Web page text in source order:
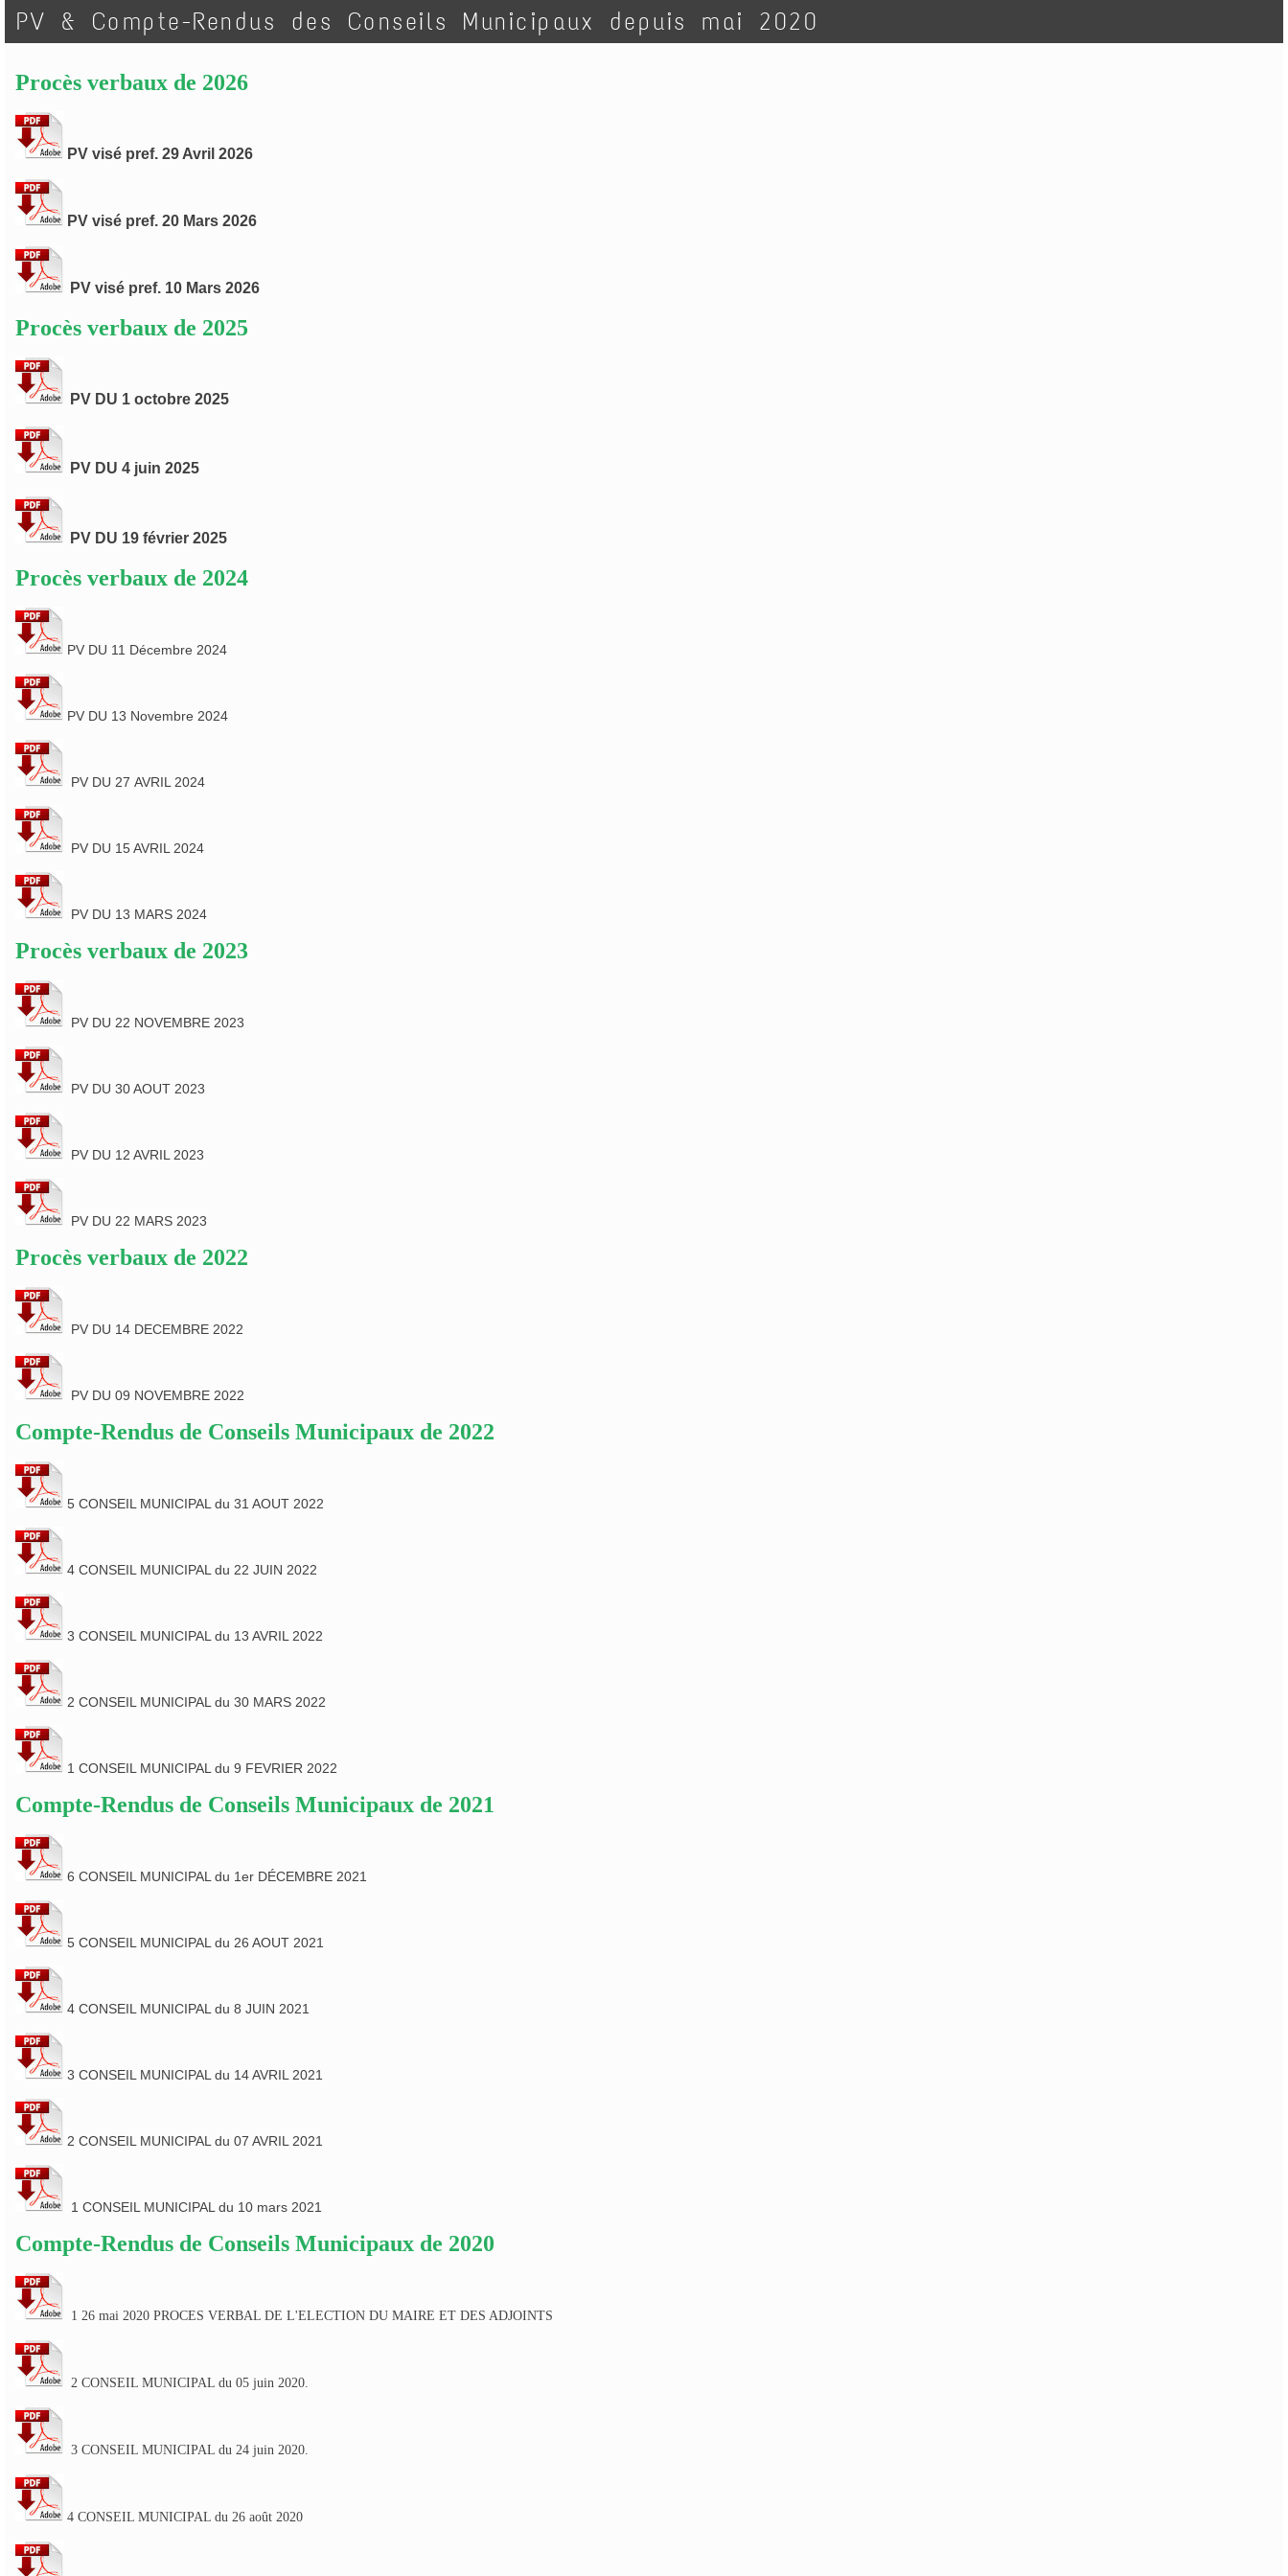
PV & Compte-Rendus des Conseils Municipaux depuis mai 2020
Procès verbaux de 2026
PV visé pref. 29 Avril 2026
PV visé pref. 20 Mars 2026
PV visé pref. 10 Mars 2026
Procès verbaux de 2025
PV DU 1 octobre 2025
PV DU 4 juin 2025
PV DU 19 février 2025
Procès verbaux de 2024
PV DU 11 Décembre 2024
PV DU 13 Novembre 2024
PV DU 27 AVRIL 2024
PV DU 15 AVRIL 2024
PV DU 13 MARS 2024
Procès verbaux de 2023
PV DU 22 NOVEMBRE 2023
PV DU 30 AOUT 2023
PV DU 12 AVRIL 2023
PV DU 22 MARS 2023
Procès verbaux de 2022
PV DU 14 DECEMBRE 2022
PV DU 09 NOVEMBRE 2022
Compte-Rendus de Conseils Municipaux de 2022
5 CONSEIL MUNICIPAL du 31 AOUT 2022
4 CONSEIL MUNICIPAL du 22 JUIN 2022
3 CONSEIL MUNICIPAL du 13 AVRIL 2022
2 CONSEIL MUNICIPAL du 30 MARS 2022
1 CONSEIL MUNICIPAL du 9 FEVRIER 2022
Compte-Rendus de Conseils Municipaux de 2021
6 CONSEIL MUNICIPAL du 1er DÉCEMBRE 2021
5 CONSEIL MUNICIPAL du 26 AOUT 2021
4 CONSEIL MUNICIPAL du 8 JUIN 2021
3 CONSEIL MUNICIPAL du 14 AVRIL 2021
2 CONSEIL MUNICIPAL du 07 AVRIL 2021
1 CONSEIL MUNICIPAL du 10 mars 2021
Compte-Rendus de Conseils Municipaux de 2020
1 26 mai 2020 PROCES VERBAL DE L'ELECTION DU MAIRE ET DES ADJOINTS
2 CONSEIL MUNICIPAL du 05 juin 2020.
3 CONSEIL MUNICIPAL du 24 juin 2020.
4 CONSEIL MUNICIPAL du 26 août 2020